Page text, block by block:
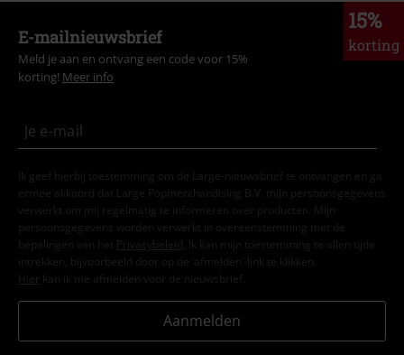
15%
korting
E-mailnieuwsbrief
Meld je aan en ontvang een code voor 15%
korting! Meer info
Ik geef hierbij toestemming om de Large-nieuwsbrief te ontvangen en ga
ermee akkoord dat Large Popmerchandising B.V. mijn persoonsgegevens
verwerkt om mij regelmatig te informeren over producten. Mijn
persoonsgegevens worden verwerkt in overeenstemming met de
bepalingen van het
Privacybeleid . Ik kan mijn toestemming te allen tijde
intrekken, bijvoorbeeld door op de ‘afmelden’-link te klikken.
Hier kan ik me afmelden voor de nieuwsbrief.
Aanmelden